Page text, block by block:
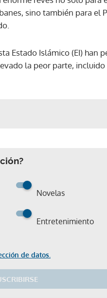
sino también para el
Estado Islámico (EI) han
la peor parte, incluido
Novelas
Entretenimiento
de datos.